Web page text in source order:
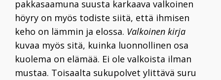
pakkasaamuna suusta karkaava valkoinen
höyry on myös todiste siitä, että ihmisen
keho on lämmin ja elossa. Valkoinen kirja
kuvaa myös sitä, kuinka luonnollinen osa
kuolema on elämää. Ei ole valkoista ilman
mustaa. Toisaalta sukupolvet ylittävä suru